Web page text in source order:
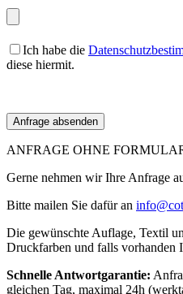
Ich habe die
diese hiermit.
ANFRAGE OHNE
Gerne nehmen wir Ihre Anfrage
Bitte mailen Sie dafür an
Die gewünschte Auflage, Textil
Druckfarben und falls vorhanden
Schnelle Antwortgarantie:
gleichen Tag, maximal 24h